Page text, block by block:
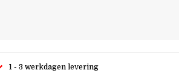
1 - 3 werkdagen levering